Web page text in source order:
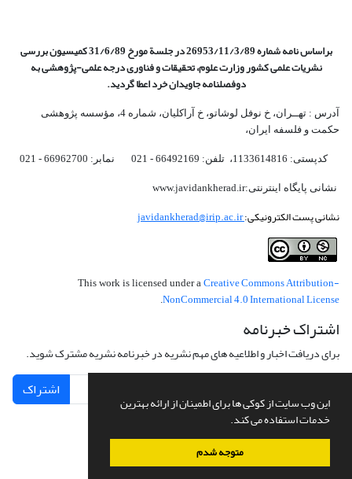
این وب سایت از کوکی ها برای اطمینان از ارائه بهترین
خدمات استفاده می کند.
متوجه شدم
براساس نامه شماره 26953/11/3/89 در جلسة مورخ 31/6/89 کمیسیون
بررسی
نشریات علمی کشور وزارت علوم، تحقیقات و فناوری درجه علمی‌-پژوهشیبه
دوفصلنامه جاویدان خرد اعطا گردید.
آدرس : تهــران، خ نوفل لوشاتو، خ آراکلیان، شماره 4،‌ مؤسسه پژوهشی
حکمت و فلسفه ایران،‌
کدپستی: 1133614816، تلفن: 66492169 - 021 نمابر: 66962700 - 021
نشانی پایگاه اینترنتی:www.javidankherad.ir
نشانی پست الکترونیکی:javidankherad@irip.ac.ir
This work is licensed under a Creative Commons Attribution-
NonCommercial 4.0 International License
اشتراک خبرنامه
برای دریافت اخبار و اطلاعیه های مهم نشریه در خبرنامه نشریه مشترک شوید.
اشتراک
سامانه مدیریت نشریات علمی.طراحی و پیاده سازی ازسیناوب